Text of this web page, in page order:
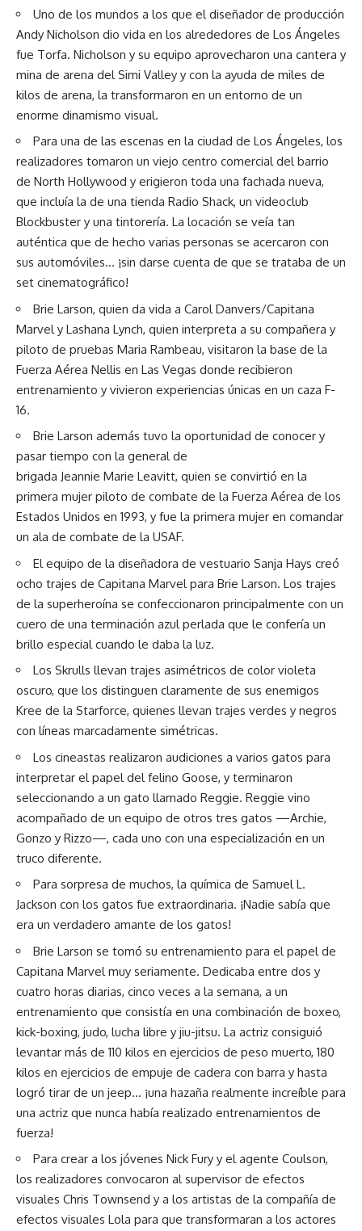
Uno de los mundos a los que el diseñador de producción
Andy Nicholson dio vida en los alrededores de Los Ángeles
fue Torfa. Nicholson y su equipo aprovecharon una cantera y
mina de arena del Simi Valley y con la ayuda de miles de
kilos de arena, la transformaron en un entorno de un
enorme dinamismo visual.
Para una de las escenas en la ciudad de Los Ángeles, los
realizadores tomaron un viejo centro comercial del barrio
de North Hollywood y erigieron toda una fachada nueva,
que incluía la de una tienda Radio Shack, un videoclub
Blockbuster y una tintorería. La locación se veía tan
auténtica que de hecho varias personas se acercaron con
sus automóviles… ¡sin darse cuenta de que se trataba de un
set cinematográfico!
Brie Larson, quien da vida a Carol Danvers/Capitana
Marvel y Lashana Lynch, quien interpreta a su compañera y
piloto de pruebas Maria Rambeau, visitaron la base de la
Fuerza Aérea Nellis en Las Vegas donde recibieron
entrenamiento y vivieron experiencias únicas en un caza F-
16.
Brie Larson además tuvo la oportunidad de conocer y
pasar tiempo con la general de
brigada Jeannie Marie Leavitt, quien se convirtió en la
primera mujer piloto de combate de la Fuerza Aérea de los
Estados Unidos en 1993, y fue la primera mujer en comandar
un ala de combate de la USAF.
El equipo de la diseñadora de vestuario Sanja Hays creó
ocho trajes de Capitana Marvel para Brie Larson. Los trajes
de la superheroína se confeccionaron principalmente con un
cuero de una terminación azul perlada que le confería un
brillo especial cuando le daba la luz.
Los Skrulls llevan trajes asimétricos de color violeta
oscuro, que los distinguen claramente de sus enemigos
Kree de la Starforce, quienes llevan trajes verdes y negros
con líneas marcadamente simétricas.
Los cineastas realizaron audiciones a varios gatos para
interpretar el papel del felino Goose, y terminaron
seleccionando a un gato llamado Reggie. Reggie vino
acompañado de un equipo de otros tres gatos —Archie,
Gonzo y Rizzo—, cada uno con una especialización en un
truco diferente.
Para sorpresa de muchos, la química de Samuel L.
Jackson con los gatos fue extraordinaria. ¡Nadie sabía que
era un verdadero amante de los gatos!
Brie Larson se tomó su entrenamiento para el papel de
Capitana Marvel muy seriamente. Dedicaba entre dos y
cuatro horas diarias, cinco veces a la semana, a un
entrenamiento que consistía en una combinación de boxeo,
kick-boxing, judo, lucha libre y jiu-jitsu. La actriz consiguió
levantar más de 110 kilos en ejercicios de peso muerto, 180
kilos en ejercicios de empuje de cadera con barra y hasta
logró tirar de un jeep… ¡una hazaña realmente increíble para
una actriz que nunca había realizado entrenamientos de
fuerza!
Para crear a los jóvenes Nick Fury y el agente Coulson,
los realizadores convocaron al supervisor de efectos
visuales Chris Townsend y a los artistas de la compañía de
efectos visuales Lola para que transformaran a los actores